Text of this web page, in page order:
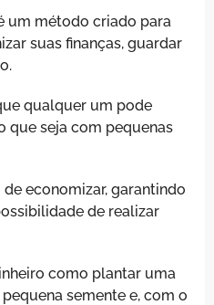
um método criado para
suas finanças, guardar
qualquer um pode
que seja com pequenas
economizar, garantindo
de realizar
como plantar uma
semente e, com o